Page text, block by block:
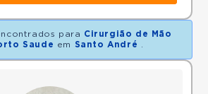
para Cirurgião de Mão
Saude em Santo André